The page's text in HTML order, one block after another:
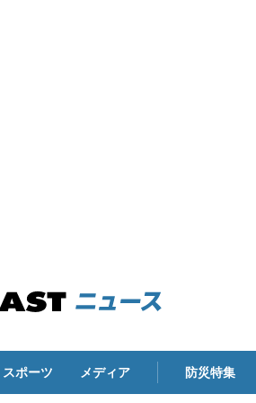
スポーツ メディア 防災特集